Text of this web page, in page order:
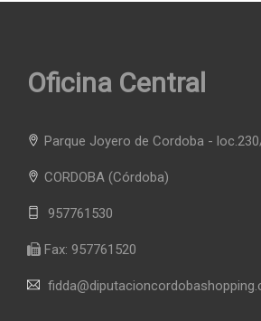
Oficina Central
Parque Joyero de Cordoba -
CORDOBA (Córdoba)
957761530
Fax: 957761520